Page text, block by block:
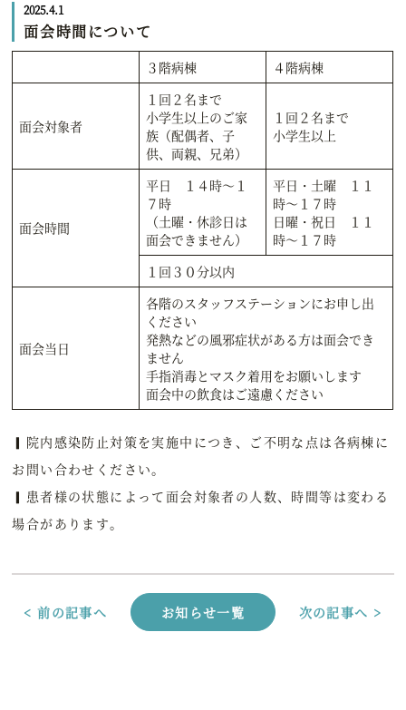
2025.4.1
面会時間について
３階病棟 ４階病棟
面会対象者
１回２名まで
小学生以上のご家
族（配偶者、子
供、両親、兄弟）
１回２名まで
小学生以上
面会時間
平日 １４時～１
７時
（土曜・休診日は
面会できません）
平日・土曜 １１
時～１７時
日曜・祝日 １１
時～１７時
１回３０分以内
面会当日
各階のスタッフステーションにお申し出
ください
発熱などの風邪症状がある方は面会でき
ません
手指消毒とマスク着用をお願いします
面会中の飲食はご遠慮ください
▎院内感染防止対策を実施中につき、ご不明な点は各病棟に
お問い合わせください。
▎患者様の状態によって面会対象者の人数、時間等は変わる
場合があります。
< 前の記事へ お知らせ一覧 次の記事へ >